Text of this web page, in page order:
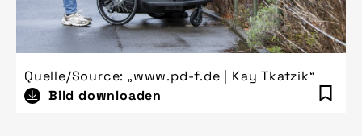
Quelle/Source: „www.pd-f.de | Kay Tkatzik“
Bild downloaden